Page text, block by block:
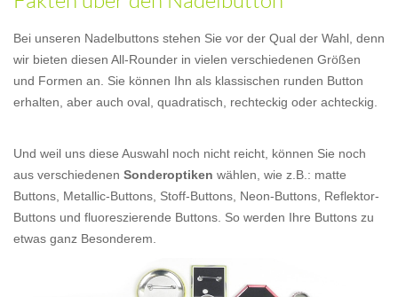
Bei unseren Nadelbuttons stehen Sie vor der Qual der Wahl, denn
wir bieten diesen All-Rounder in vielen verschiedenen Größen
und Formen an. Sie können Ihn als klassischen runden Button
erhalten, aber auch oval, quadratisch, rechteckig oder achteckig.
Und weil uns diese Auswahl noch nicht reicht, können Sie noch
aus verschiedenen Sonderoptiken wählen, wie z.B.: matte
Buttons, Metallic-Buttons, Stoff-Buttons, Neon-Buttons, Reflektor-
Buttons und fluoreszierende Buttons. So werden Ihre Buttons zu
etwas ganz Besonderem.